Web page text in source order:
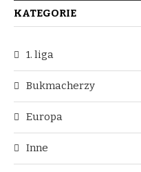
KATEGORIE
1. liga
Bukmacherzy
Europa
Inne